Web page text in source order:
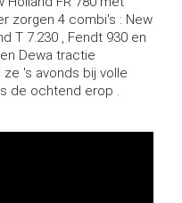
zorgen 4 combi's : New
T 7.230 , Fendt 930 en
Dewa tractie
's avonds bij volle
de ochtend erop .